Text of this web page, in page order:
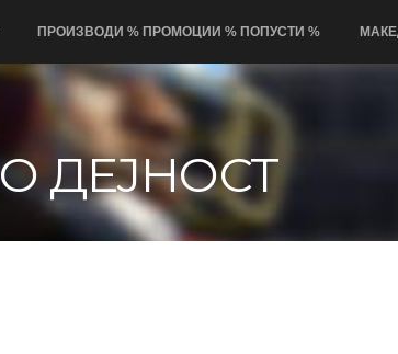
ПРОИЗВОДИ % ПРОМОЦИИ % ПОПУСТИ %
ДЕЈНОСТ